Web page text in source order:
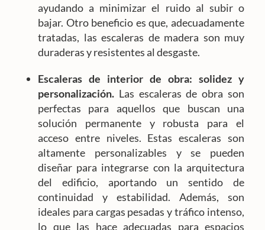
ayudando a minimizar el ruido al subir o
bajar. Otro beneficio es que, adecuadamente
tratadas, las escaleras de madera son muy
duraderas y resistentes al desgaste.
Escaleras de interior de obra: solidez y
personalización. Las escaleras de obra son
perfectas para aquellos que buscan una
solución permanente y robusta para el
acceso entre niveles. Estas escaleras son
altamente personalizables y se pueden
diseñar para integrarse con la arquitectura
del edificio, aportando un sentido de
continuidad y estabilidad. Además, son
ideales para cargas pesadas y tráfico intenso,
lo que las hace adecuadas para espacios